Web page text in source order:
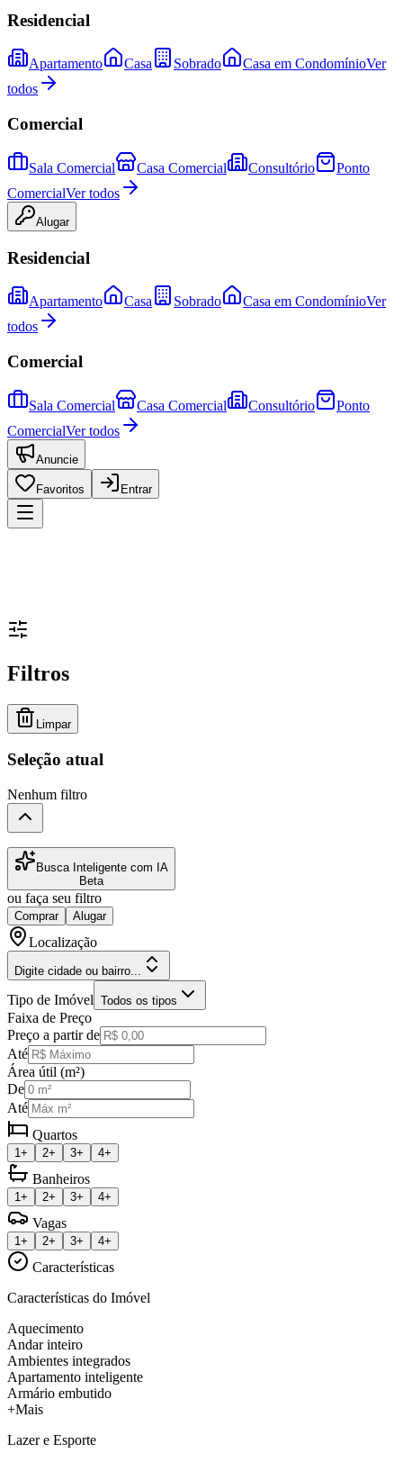
Residencial
Apartamento Casa Sobrado Casa em CondomínioVer
todos
Comercial
Sala Comercial Casa Comercial Consultório
Ponto
ComercialVer todos
Alugar
Residencial
Apartamento Casa Sobrado Casa em CondomínioVer
todos
Comercial
Sala Comercial Casa Comercial Consultório
Ponto
ComercialVer todos
Anuncie
Favoritos Entrar
Filtros
Limpar
Seleção atual
Nenhum filtro
Busca Inteligente com IA
Beta
ou faça seu filtro
Comprar Alugar
Localização
Digite cidade ou bairro...
Tipo de Imóvel Todos os tipos
Faixa de Preço
Preço a partir de
Até
Área útil (m²)
De
Até
Quartos
1+ 2+ 3+ 4+
Banheiros
1+ 2+ 3+ 4+
Vagas
1+ 2+ 3+ 4+
Características
Características do Imóvel
Aquecimento
Andar inteiro
Ambientes integrados
Apartamento inteligente
Armário embutido
+Mais
Lazer e Esporte